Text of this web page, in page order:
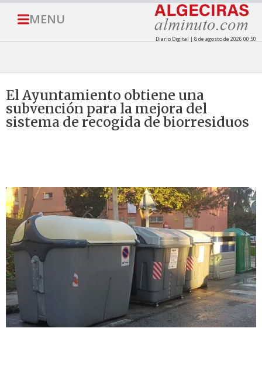
MENU
Diario Digital | 8 de agosto de 2026 00:50
El Ayuntamiento obtiene una
subvención para la mejora del
sistema de recogida de biorresiduos